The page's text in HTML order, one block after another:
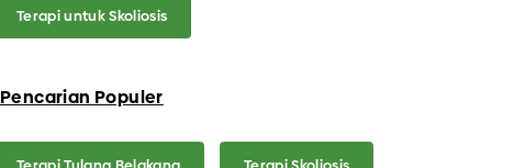
Terapi untuk Skoliosis
Pencarian Populer